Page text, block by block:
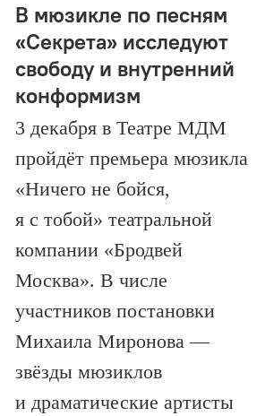
В мюзикле по песням
«Секрета» исследуют
свободу и внутренний
конформизм
3 декабря в Театре МДМ
пройдёт премьера мюзикла
«Ничего не бойся,
я с тобой» театральной
компании «Бродвей
Москва». В числе
участников постановки
Михаила Миронова —
звёзды мюзиклов
и драматические артисты